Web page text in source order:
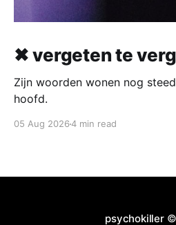
✖ vergeten te
Zijn woorden wonen nog
hoofd.
05 Aug 20264 min read
psychokiller©